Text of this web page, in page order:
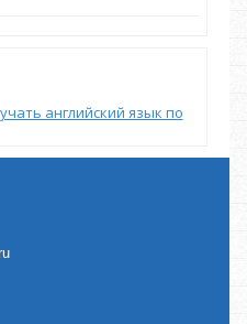
английский язык по